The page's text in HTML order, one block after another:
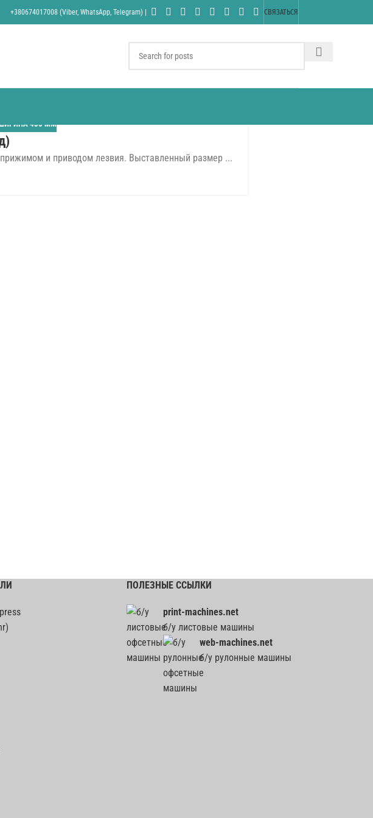
+380674017008 (Viber, WhatsApp, Telegram) | СВЯЗАТЬСЯ
480 ММ
и приводом лезвия. Выставленный размер ...
ПОЛЕЗНЫЕ ССЫЛКИ
print-machines.net
б/у листовые машины
web-machines.net
б/у рулонные машины